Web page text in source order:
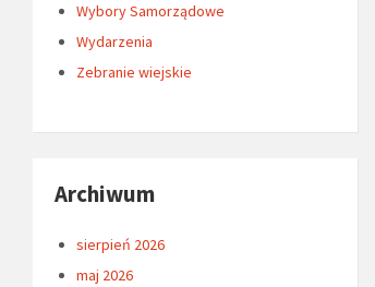
Wybory Samorządowe
Wydarzenia
Zebranie wiejskie
Archiwum
sierpień 2026
maj 2026